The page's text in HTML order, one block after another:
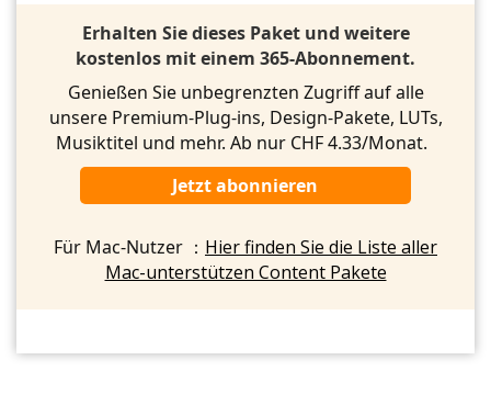
Erhalten Sie dieses Paket und weitere
kostenlos mit einem 365-Abonnement.
Genießen Sie unbegrenzten Zugriff auf alle
unsere Premium-Plug-ins, Design-Pakete, LUTs,
Musiktitel und mehr. Ab nur CHF 4.33/Monat.
Jetzt abonnieren
Für Mac-Nutzer ： Hier finden Sie die Liste aller
Mac-unterstützen Content Pakete